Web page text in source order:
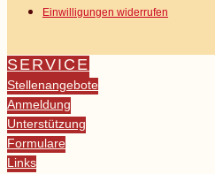
Einwilligungen widerrufen
SERVICE
Stellenangebote
Anmeldung
Unterstützung
Formulare
Links